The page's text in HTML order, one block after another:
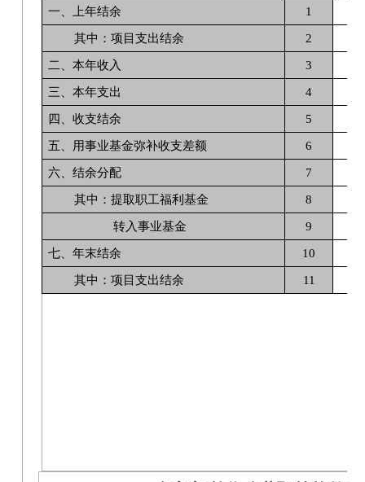
一、上年结余 1
其中：项目支出结余 2
二、本年收入 3
三、本年支出 4
四、收支结余 5
五、用事业基金弥补收支差额 6
六、结余分配 7
其中：提取职工福利基金 8
转入事业基金 9
七、年末结余 10
其中：项目支出结余 11